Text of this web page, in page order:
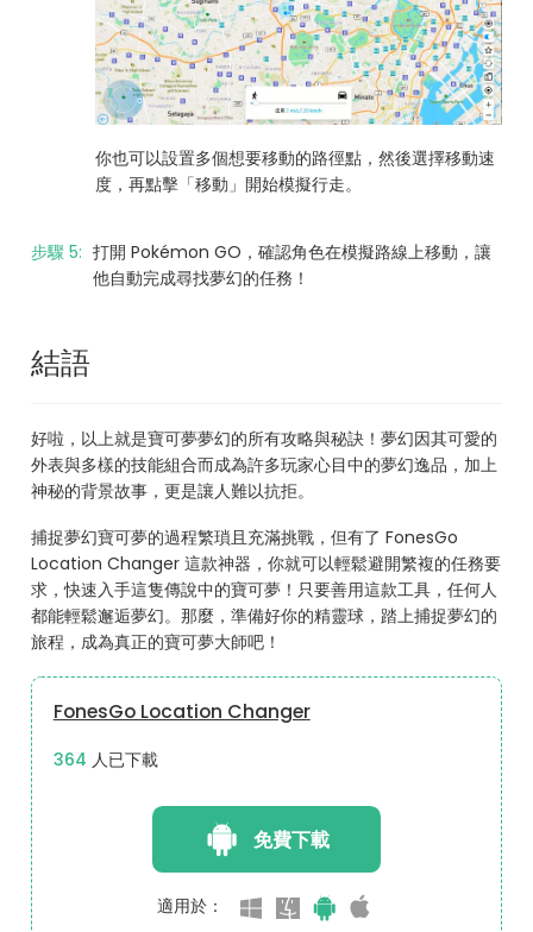
你也可以設置多個想要移動的路徑點，然後選擇移動速
度，再點擊「移動」開始模擬行走。
步驟 5: 打開 Pokémon GO，確認角色在模擬路線上移動，讓
他自動完成尋找夢幻的任務！
結語
好啦，以上就是寶可夢夢幻的所有攻略與秘訣！夢幻因其可愛的
外表與多樣的技能組合而成為許多玩家心目中的夢幻逸品，加上
神秘的背景故事，更是讓人難以抗拒。
捕捉夢幻寶可夢的過程繁瑣且充滿挑戰，但有了 FonesGo
Location Changer 這款神器，你就可以輕鬆避開繁複的任務要
求，快速入手這隻傳說中的寶可夢！只要善用這款工具，任何人
都能輕鬆邂逅夢幻。那麼，準備好你的精靈球，踏上捕捉夢幻的
旅程，成為真正的寶可夢大師吧！
FonesGo Location Changer
376 人已下載
免費下載
適用於：